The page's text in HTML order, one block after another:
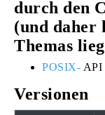
durch den
(und daher
Themas
POSIX- API
Versionen